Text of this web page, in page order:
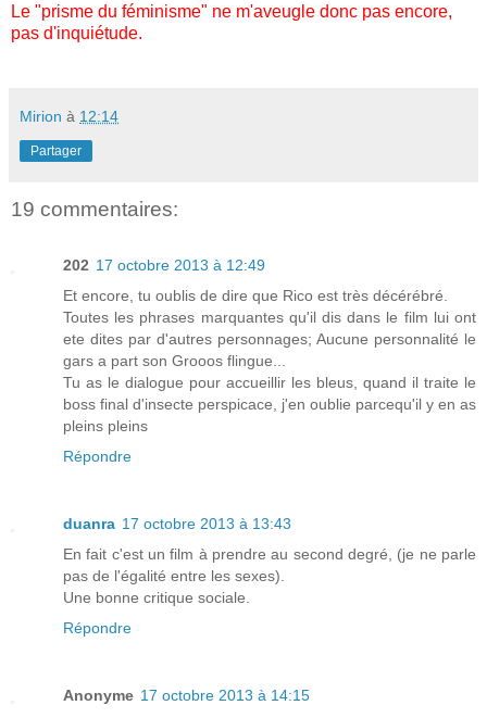
Le "prisme du féminisme" ne m'aveugle donc pas encore,
pas d'inquiétude.
Mirion à 12:14
Partager
19 commentaires:
202 17 octobre 2013 à 12:49
Et encore, tu oublis de dire que Rico est très décérébré.
Toutes les phrases marquantes qu'il dis dans le film lui ont
ete dites par d'autres personnages; Aucune personnalité le
gars a part son Grooos flingue...
Tu as le dialogue pour accueillir les bleus, quand il traite le
boss final d'insecte perspicace, j'en oublie parcequ'il y en as
pleins pleins
Répondre
duanra 17 octobre 2013 à 13:43
En fait c'est un film à prendre au second degré, (je ne parle
pas de l'égalité entre les sexes).
Une bonne critique sociale.
Répondre
Anonyme 17 octobre 2013 à 14:15